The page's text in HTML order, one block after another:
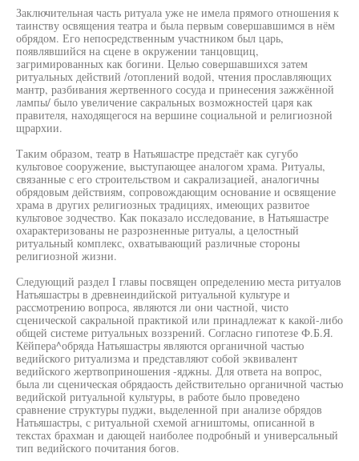
Заключительная часть ритуала уже не имела прямого отношения к
таинству освящения театра и была первым совершавшимся в нём
обрядом. Его непосредственным участником был царь,
появлявшийся на сцене в окружении танцовщиц,
загримированных как богини. Целью совершавшихся затем
ритуальных действий /отоплений водой, чтения прославляющих
мантр, разбивания жертвенного сосуда и принесения зажжённой
лампы/ было увеличение сакральных возможностей царя как
правителя, находящегося на вершине социальной и религиозной
щрархии.
Таким образом, театр в Натьяшастре предстаёт как сугубо
культовое сооружение, выступающее аналогом храма. Ритуалы,
связанные с его строительством и сакрализацией, аналогичны
обрядовым действиям, сопровождающим основание и освящение
храма в других религиозных традициях, имеющих развитое
культовое зодчество. Как показало исследование, в Натьяшастре
охарактеризованы не разрозненные ритуалы, а целостный
ритуальный комплекс, охватывающий различные стороны
религиозной жизни.
Следующий раздел I главы посвящен определению места ритуалов
Натьяшастры в древнеиндийской ритуальной культуре и
рассмотрению вопроса, являются ли они частной, чисто
сценической сакральной практикой или принадлежат к какой-либо
общей системе ритуальных воззрений. Согласно гипотезе Ф.Б.Я.
Кёйпера^обряда Натьяшастры являются органичной частью
ведийского ритуализма и представляют собой эквивалент
ведийского жертвоприношения -яджны. Для ответа на вопрос,
была ли сценическая обрядаость действительно органичной частью
ведийской ритуальной культуры, в работе было проведено
сравнение структуры пуджи, выделенной при анализе обрядов
Натьяшастры, с ритуальной схемой агништомы, описанной в
текстах брахман и дающей наиболее подробный и универсальный
тип ведийского почитания богов.